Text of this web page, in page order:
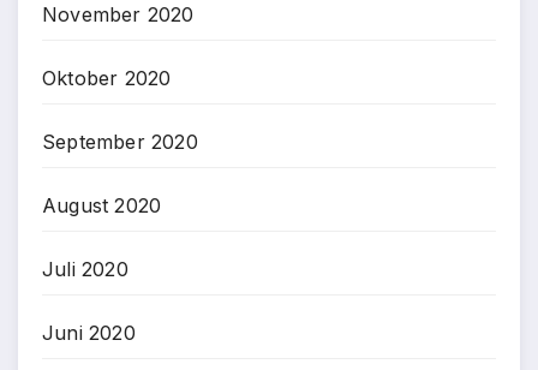
November 2020
Oktober 2020
September 2020
August 2020
Juli 2020
Juni 2020